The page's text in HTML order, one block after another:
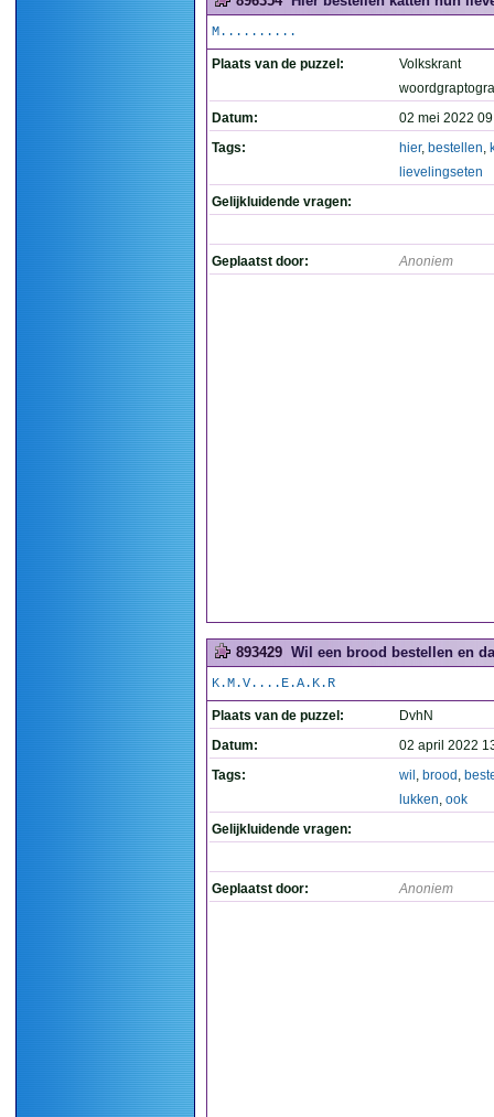
M..........
Plaats van de puzzel:
Volkskrant
Datum:
02 mei 2022
Tags:
hier, bestellen,
lievelingseten
Gelijkluidende vragen:
Geplaatst door: Anoniem
893429 Wil een brood bestellen en
K.M.V....E.A.K.R
Plaats van de puzzel:
DvhN
Datum:
02 april 2022
Tags:
wil , brood ,
lukken, ook
Gelijkluidende vragen:
Geplaatst door: Anoniem